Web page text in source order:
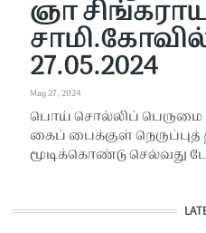
ஞா
27.05.2024
May 27, 2024
பொய் சொல்லிப் பெருமை
கைப் பைக்குள்
மூடிக்கொண்டு செல்வது